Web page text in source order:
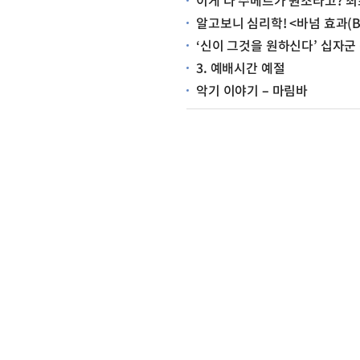
알고보니 심리학! <바넘 효
‘신이 그것을 원하신다’ 십자
3. 예배시간 예절
악기 이야기 – 마림바